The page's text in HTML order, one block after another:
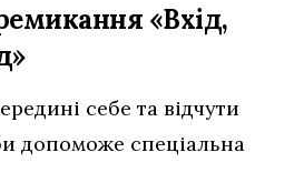
«Вхід,
себе та відчути
допоможе спеціальна